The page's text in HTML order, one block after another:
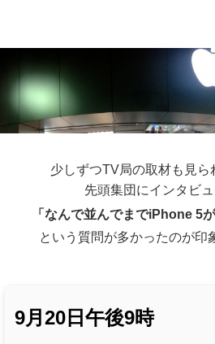
少しずつTV局の取材も見ら
先頭集団にインタビュ
「なんで並んでまでiPhone 5
という質問が多かったのが印
9月20日午後9時